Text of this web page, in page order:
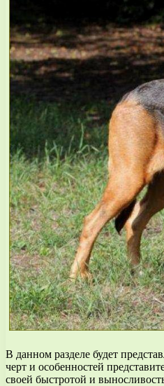
В данном разделе будет
черт и особенностей
своей быстротой и